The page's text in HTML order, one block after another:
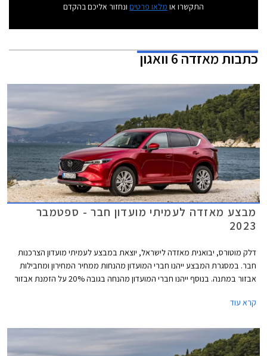
התקשרו או מלאו פרטים ונחזור אליכם בהקדם
כתבותמאזדה 6 וואגון
מבצע מאזדה לעמיתי מועדון חבר - ספטמבר
2023
דלק מוטורס, יבואנית מאזדה לישראל, יוצאת במבצע לעמיתי מועדון הצרכנות
חבר. במסגרת המבצע ייהנו חברי המועדון מהנחות ממחיר המחירון ומחבילות
אבזור במתנה. בנוסף ייהנו חברי המועדון מהנחה בגובה 20% על הזמנת אבזור
התצוגה של מאזדה בין התאריכים 12.09.2023-13.10.2023.
קרא עוד